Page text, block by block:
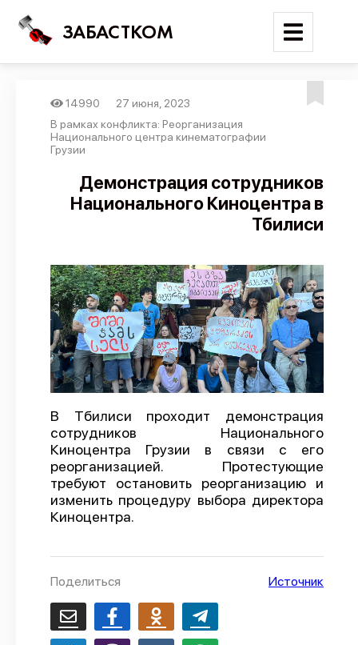
ЗАБАСТКОМ
Войти
Новости
Отчеты
Предложить публикацию
Справочник
API
О проекте
Политика конфиденциальности
14990
27 июня, 2023
В рамках конфликта: Реорганизация
Национального центра кинематографии
Грузии
Демонстрация сотрудников
Национального Киноцентра в
Тбилиси
В Тбилиси проходит демонстрация
сотрудников Национального
Киноцентра Грузии в связи с его
реорганизацией. Протестующие
требуют остановить реорганизацию и
изменить процедуру выбора директора
Киноцентра.
Поделиться Источник